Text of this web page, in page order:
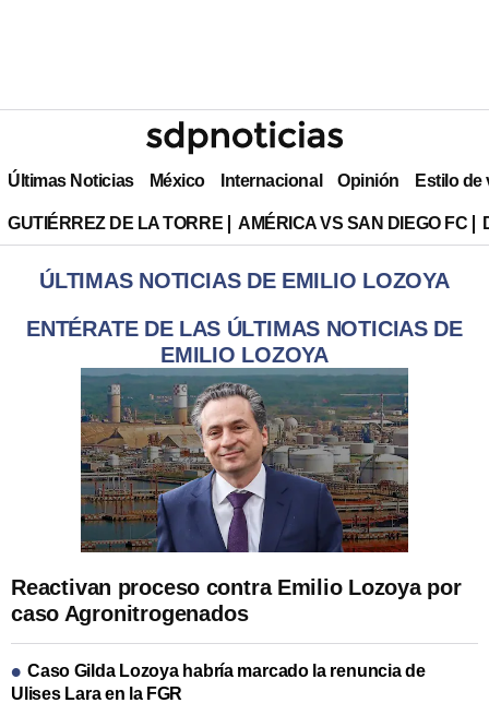
Últimas Noticias México Internacional Opinión Estilo de
GUTIÉRREZ DE LA TORRE AMÉRICA VS SAN DIEGO FC
ÚLTIMAS NOTICIAS DE EMILIO LOZOYA
ENTÉRATE DE LAS ÚLTIMAS NOTICIAS DE
EMILIO LOZOYA
Reactivan proceso contra Emilio Lozoya por
caso Agronitrogenados
Caso Gilda Lozoya habría marcado la renuncia de
Ulises Lara en la FGR